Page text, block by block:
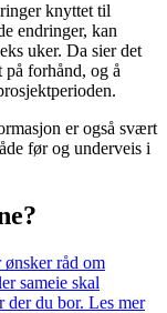
knyttet til
endringer, kan
uker. Da sier det
på forhånd, og å
er også svært
før og underveis i
råd om
sameie skal
der du bor. Les mer